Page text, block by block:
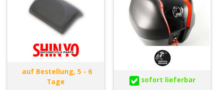
auf Bestellung, 5 - 6
Tage
sofort lieferbar